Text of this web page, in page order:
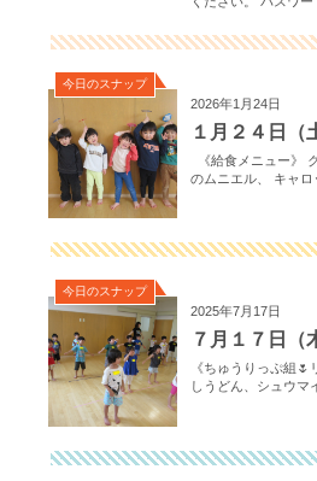
今日のスナップ
2026年1月24日
１月２４日（
《給食メニュー》
のムニエル、 キャロ
今日のスナップ
2025年7月17日
７月１７日（
《ちゅうりっぷ組
しうどん、シュウマ